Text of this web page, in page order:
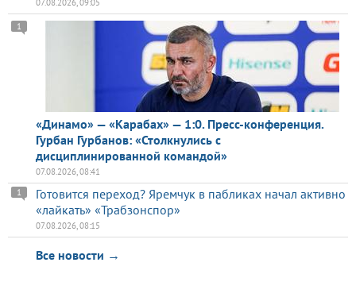
07.08.2026, 09:05
«Динамо» — «Карабах» — 1:0. Пресс-конференция.
Гурбан Гурбанов: «Столкнулись с
дисциплинированной командой»
1
07.08.2026, 08:41
Готовится переход? Яремчук в пабликах начал активно
«лайкать» «Трабзонспор»
1
07.08.2026, 08:15
Все новости →